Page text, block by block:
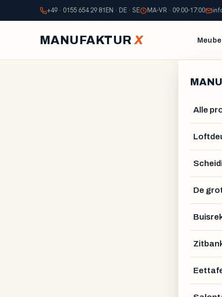
+49 · 0155 654 29 81EN · DE · SE MA-VR · 09:00-17:00
MANUFAKTURX
Alle
De
GUSTAV VAHLSTRÖM